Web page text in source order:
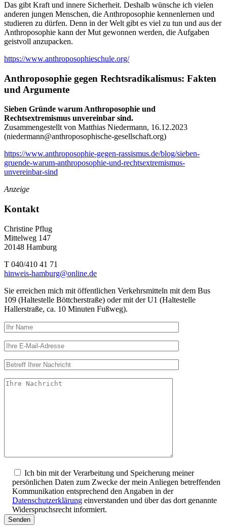
Das gibt Kraft und innere Sicherheit. Deshalb wünsche ich vielen
anderen jungen Menschen, die Anthroposophie kennenlernen und
studieren zu dürfen. Denn in der Welt gibt es viel zu tun und aus der
Anthroposophie kann der Mut gewonnen werden, die Aufgaben
geistvoll anzupacken.
https://www.anthroposophieschule.org/
Anthroposophie gegen Rechtsradikalismus: Fakten
und Argumente
Sieben Gründe warum Anthroposophie und
Rechtsextremismus unvereinbar sind.
Zusammengestellt von Matthias Niedermann, 16.12.2023
(niedermann@anthroposophische-gesellschaft.org)
https://www.anthroposophie-gegen-rassismus.de/blog/sieben-
gruende-warum-anthroposophie-und-rechtsextremismus-
unvereinbar-sind
Anzeige
Kontakt
Christine Pflug
Mittelweg 147
20148 Hamburg
T 040/410 41 71
hinweis-hamburg@online.de
Sie erreichen mich mit öffentlichen Verkehrsmitteln mit dem Bus
109 (Haltestelle Böttcherstraße) oder mit der U1 (Haltestelle
Hallerstraße, ca. 10 Minuten Fußweg).
Ich bin mit der Verarbeitung und Speicherung meiner
persönlichen Daten zum Zwecke der mein Anliegen betreffenden
Kommunikation entsprechend den Angaben in der
Datenschutzerklärung einverstanden und über das dort genannte
Widerspruchsrecht informiert.